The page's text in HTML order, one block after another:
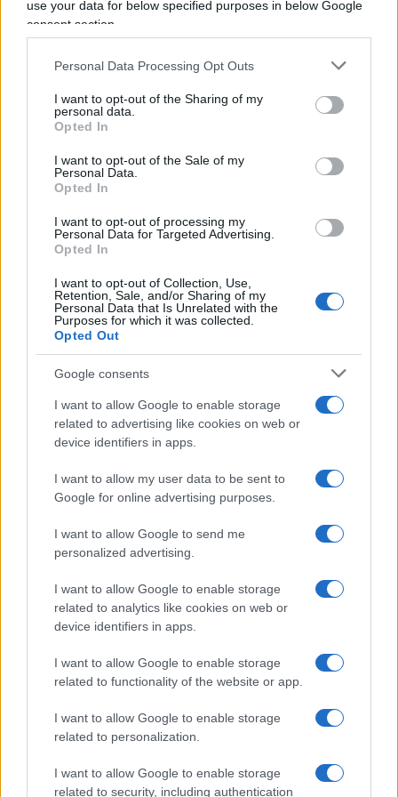
use your data for below specified purposes in below Google
consent section.
Personal Data Processing Opt Outs
I want to opt-out of the Sharing of my
personal data.
Opted In
I want to opt-out of the Sale of my
Personal Data.
Opted In
I want to opt-out of processing my
Personal Data for Targeted Advertising.
Opted In
I want to opt-out of Collection, Use,
Retention, Sale, and/or Sharing of my
Personal Data that Is Unrelated with the
Purposes for which it was collected.
Opted Out
Google consents
I want to allow Google to enable storage
related to advertising like cookies on web or
device identifiers in apps.
I want to allow my user data to be sent to
Google for online advertising purposes.
I want to allow Google to send me
personalized advertising.
I want to allow Google to enable storage
related to analytics like cookies on web or
device identifiers in apps.
I want to allow Google to enable storage
related to functionality of the website or app.
I want to allow Google to enable storage
related to personalization.
I want to allow Google to enable storage
related to security, including authentication
industriale ad alta temperatura
, fondamentale
per settori difficili da decarbonizzare.
Secondo l’AIN,gli AMR possono raggiungere
quando elettricità e calore vengono sfruttati
insieme. Un altro aspetto chiave è la capacità di
“bruciare” parte delle scorie dei vecchi reattori,
riducendo in modo significativo il problema dei
ancora in fase di stima, ma l’obiettivo industriale è
un costo dell’energia inferiore ai 60 euro per
MWh, con tempi di ritorno economico stimati tra
Fusione nucleare: il Sole sulla
Terra
fusione nucleareunisce isotopi leggeri
dell’idrogeno per produrre elio, replicando il
processo che alimenta le stelle. A differenza della
fissione, non esiste il rischio di incidenti
catastrofici perché la reazione si arresta
spontaneamente in assenza di condizioni
estreme.
confinamento
magnetico , seguita da progetti come ITERe dal
gioca un ruolo centrale fornendo magneti